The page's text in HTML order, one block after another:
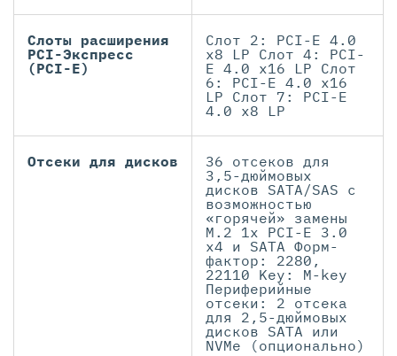
Слоты расширения
PCI-Экспресс
(PCI-E)
Слот 2: PCI-E 4.0
x8 LP Слот 4: PCI-
E 4.0 x16 LP Слот
6: PCI-E 4.0 x16
LP Слот 7: PCI-E
4.0 x8 LP
Отсеки для дисков
36 отсеков для
3,5-дюймовых
дисков SATA/SAS с
возможностью
«горячей» замены
М.2 1x PCI-E 3.0
x4 и SATA Форм-
фактор: 2280,
22110 Key: M-key
Периферийные
отсеки: 2 отсека
для 2,5-дюймовых
дисков SATA или
NVMe (опционально)